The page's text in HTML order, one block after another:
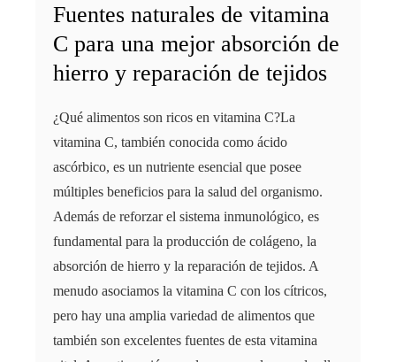
Fuentes naturales de vitamina
C para una mejor absorción de
hierro y reparación de tejidos
¿Qué alimentos son ricos en vitamina C?La
vitamina C, también conocida como ácido
ascórbico, es un nutriente esencial que posee
múltiples beneficios para la salud del organismo.
Además de reforzar el sistema inmunológico, es
fundamental para la producción de colágeno, la
absorción de hierro y la reparación de tejidos. A
menudo asociamos la vitamina C con los cítricos,
pero hay una amplia variedad de alimentos que
también son excelentes fuentes de esta vitamina